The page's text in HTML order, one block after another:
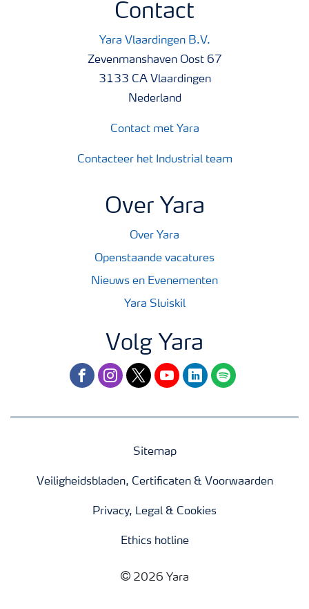
Contact
Yara Vlaardingen B.V.
Zevenmanshaven Oost 67
3133 CA Vlaardingen
Nederland
Contact met Yara
Contacteer het Industrial team
Over Yara
Over Yara
Openstaande vacatures
Nieuws en Evenementen
Yara Sluiskil
Volg Yara
facebookinstagram
twitteryoutubelinkedinspotify
Sitemap
Veiligheidsbladen, Certificaten & Voorwaarden
Privacy, Legal & Cookies
Ethics hotline
2026 Yara